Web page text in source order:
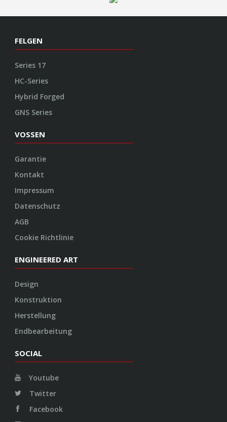
FELGEN
Series 17
HC-Series
Hybrid Forged
GNS Series
VOSSEN
Garantie
Kontakt
Impressum
Datenschutz
AGB
Cookie Richtlinie
ENGINEERED ART
Design
Konstruktion
Herstellung
Endbearbeitung
SOCIAL
Youtube
Twitter
Facebook